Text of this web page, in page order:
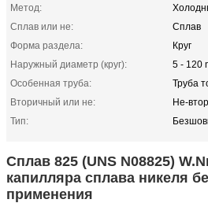
Метод:
Сплав или не:
Сплав
Форма раздела:
Круг
Наружный диаметр (круг):
5 - 120
Особенная труба:
Труба
Вторичный или не:
Не-
Тип:
Сплав 825 (UNS N08825)
капилляра сплава никеля
применения